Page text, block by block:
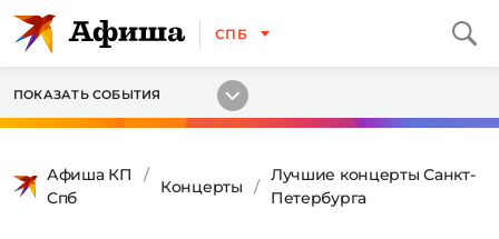
СПБ
ПОКАЗАТЬ СОБЫТИЯ
Афиша КП
Спб
Концерты
Лучшие концерты Санкт-
Петербурга